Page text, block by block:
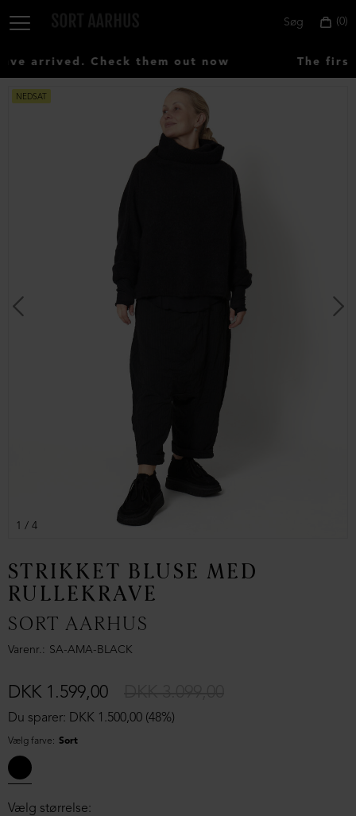
0
Søg
arrived. Check them out now The first
NEDSAT
1 / 4
STRIKKET BLUSE MED
RULLEKRAVE
SORT AARHUS
Varenr. SA-AMA-BLACK
Du sparer: DKK 1.500,00 (48%)
DKK 1.599,00
Vælg farve: Sort
Vælg størrelse: